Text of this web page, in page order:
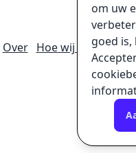
Over Hoe wij geld
©
om uw
goed is,